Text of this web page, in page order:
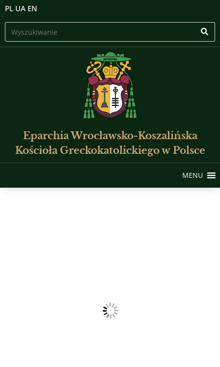
PL UA EN
Eparchia Wrocławsko-Koszalińska
Kościoła Greckokatolickiego w Polsce
MENU